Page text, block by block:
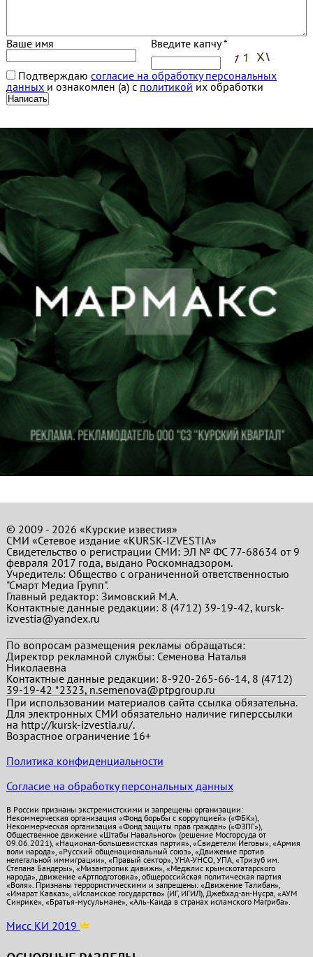
Ваше имя Введите капчу *
Подтверждаю согласие на обработку персональных
данныхи ознакомлен (а) с политикой их обработки
© 2009 - 2026 «Курские известия»
СМИ «Сетевое издание «KURSK-IZVESTIA»
Свидетельство о регистрации СМИ: ЭЛ № ФС 77-68634 от 9
февраля 2017 года, выдано Роскомнадзором.
Учредитель: Общество с ограниченной ответственностью
"Смарт Медиа Групп".
Главный редактор:Зимовский М.А.
Контактные данные редакции: 8 (4712) 39-19-42, kursk-
izvestia@yandex.ru
По вопросам размещения рекламы обращаться:
Директор рекламной службы: Семенова Наталья
Николаевна
Контактные данные редакции: 8-920-265-66-14, 8 (4712)
39-19-42 *2323, n.semenova@ptpgroup.ru
При использовании материалов сайта ссылка обязательна.
Для электронных СМИ обязательно наличие гиперссылки
на http://kursk-izvestia.ru/.
Возрастное ограничение 16+
Политика конфиденциальности
Согласие на обработку персональных данных
В России признаны экстремистскими и запрещены организации:
Некоммерческая организация «Фонд борьбы с коррупцией» («ФБК»),
Некоммерческая организация «Фонд защиты прав граждан» («ФЗПГ»),
Общественное движение «Штабы Навального» (решение Мосгорсуда от
09.06.2021), «Национал-большевистская партия», «Свидетели Иеговы», «Армия
воли народа», «Русский общенациональный союз», «Движение против
нелегальной иммиграции», «Правый сектор», УНА-УНСО, УПА, «Тризуб им.
Степана Бандеры», «Мизантропик дивижн», «Меджлис крымскотатарского
народа», движение «Артподготовка», общероссийская политическая партия
«Воля». Признаны террористическими и запрещены: «Движение Талибан»,
«Имарат Кавказ», «Исламское государство» (ИГ, ИГИЛ), Джебхад-ан-Нусра, «АУМ
Синрике», «Братья-мусульмане», «Аль-Каида в странах исламского Магриба».
Мисс КИ 2019